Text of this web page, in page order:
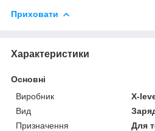
Приховати
Характеристики
Основні
Виробник
X-
Вид
Призначення
Для